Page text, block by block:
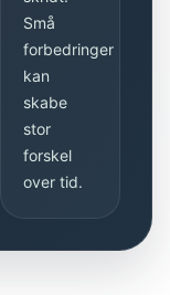
Små
forbedringer
kan
skabe
stor
forskel
over tid.